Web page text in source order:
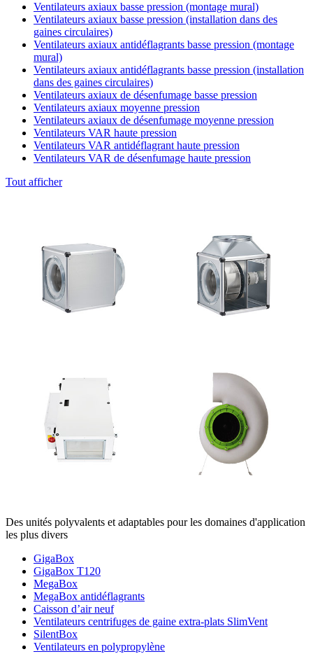
Ventilateurs axiaux basse pression (montage mural)
Ventilateurs axiaux basse pression (installation dans des
gaines circulaires)
Ventilateurs axiaux antidéflagrants basse pression (montage
mural)
Ventilateurs axiaux antidéflagrants basse pression (installation
dans des gaines circulaires)
Ventilateurs axiaux de désenfumage basse pression
Ventilateurs axiaux moyenne pression
Ventilateurs axiaux de désenfumage moyenne pression
Ventilateurs VAR haute pression
Ventilateurs VAR antidéflagrant haute pression
Ventilateurs VAR de désenfumage haute pression
Tout afficher
Des unités polyvalents et adaptables pour les domaines d'application
les plus divers
GigaBox
GigaBox T120
MegaBox
MegaBox antidéflagrants
Caisson d’air neuf
Ventilateurs centrifuges de gaine extra-plats SlimVent
SilentBox
Ventilateurs en polypropylène